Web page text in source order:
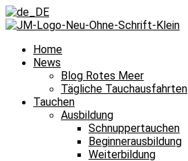
Home
News
Blog Rotes Meer
Tägliche Tauchausfahrten
Tauchen
Ausbildung
Schnuppertauchen
Beginnerausbildung
Weiterbildung